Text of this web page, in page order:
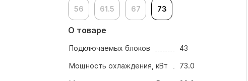
56 61.5 67 73
О товаре
Подключаемых блоков 43
Мощность охлаждения, кВт 73.0